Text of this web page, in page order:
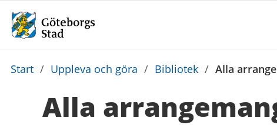
Du
Start / Uppleva och göra / Bibliotek / Alla
Alla